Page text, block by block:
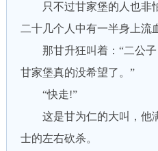
只不过甘家堡的人也非怕
二十几个人中有一半身上流
那甘升狂叫着：“二公子
甘家堡真的没希望了。”
“快走!”
这是甘为仁的大叫，他
士的左右砍杀。